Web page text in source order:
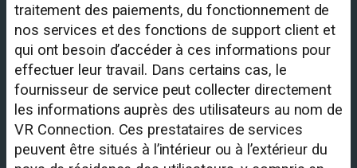
traitement des paiements, du fonctionnement de
nos services et des fonctions de support client et
qui ont besoin d’accéder à ces informations pour
effectuer leur travail. Dans certains cas, le
fournisseur de service peut collecter directement
les informations auprès des utilisateurs au nom de
VR Connection. Ces prestataires de services
peuvent être situés à l’intérieur ou à l’extérieur du